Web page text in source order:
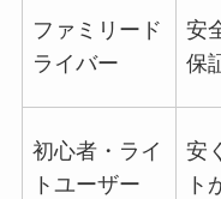
ファミリード
ライバー
安
保
初心者・ライ
トユーザー
安
ト